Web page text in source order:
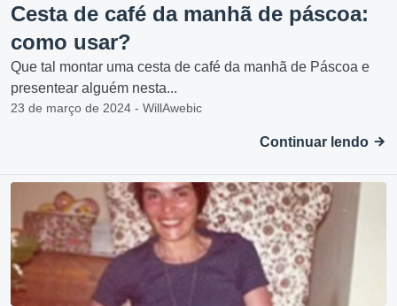
Cesta de café da manhã de páscoa:
como usar?
Que tal montar uma cesta de café da manhã de Páscoa e
presentear alguém nesta...
23 de março de 2024 - WillAwebic
Continuar lendo